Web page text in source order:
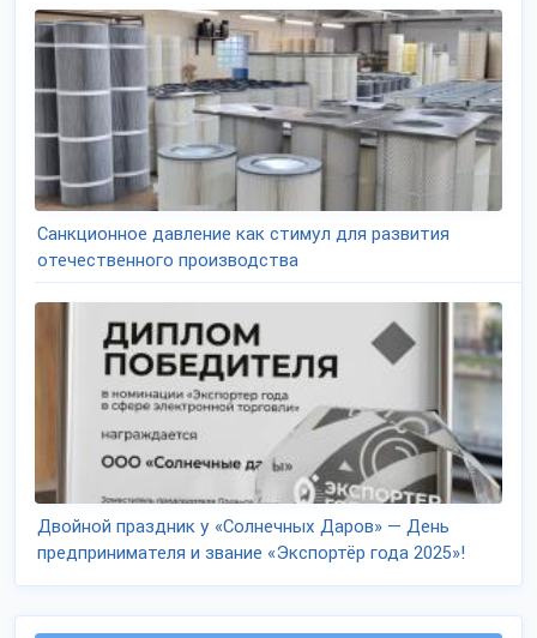
Санкционное давление как стимул для развития
отечественного производства
Двойной праздник у «Солнечных Даров» — День
предпринимателя и звание «Экспортёр года 2025»!